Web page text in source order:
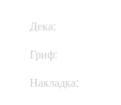
Дека:
Гриф:
Накладка: